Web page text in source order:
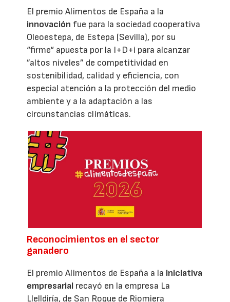
El premio Alimentos de España a la
innovación fue para la sociedad cooperativa
Oleoestepa, de Estepa (Sevilla), por su
“firme“ apuesta por la I+D+i para alcanzar
”altos niveles” de competitividad en
sostenibilidad, calidad y eficiencia, con
especial atención a la protección del medio
ambiente y a la adaptación a las
circunstancias climáticas.
Reconocimientos en el sector
ganadero
El premio Alimentos de España a la iniciativa
empresarial recayó en la empresa La
Llelldiría, de San Roque de Riomiera